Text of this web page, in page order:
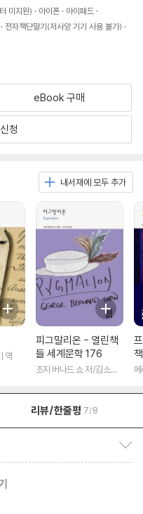
미지원) 아이폰
아이패드
전자책단말기(저사양 기기 사용 불가)
eBook 구매
청
내서재에 모두 추가
역
피그말리온 - 열린책
들 세계문학 176
조지 버나드 쇼 저/김소임
리뷰/한줄평 7/8